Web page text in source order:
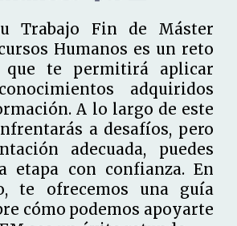
Trabajo Fin de Máster
Humanos es un reto
que te permitirá aplicar
adquiridos
A lo largo de este
a desafíos, pero
adecuada, puedes
etapa con confianza. En
te ofrecemos una guía
cómo podemos apoyarte